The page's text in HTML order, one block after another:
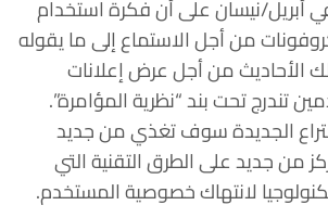
في أبريل/نيسان على أن فكرة استخدام
من أجل الاستماع إلى ما يقوله
الأحاديث من أجل عرض إعلانات
تندرج تحت بند “نظرية المؤامرة”.
الجديدة سوف تغذي من جديد
من جديد على الطرق التقنية التي
لانتهاك خصوصية المستخدم.